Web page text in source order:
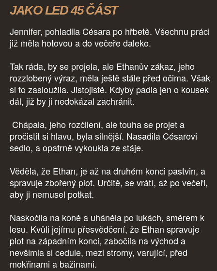
JAKO LED 45 ČÁST
Jennifer, pohladila Césara po hřbetě. Všechnu práci
již měla hotovou a do večeře daleko.
Tak ráda, by se projela, ale Ethanův zákaz, jeho
rozzlobený výraz, měla ještě stále před očima. Však
si to zasloužila. Jistojistě. Kdyby padla jen o kousek
dál, již by ji nedokázal zachránit.
Chápala, jeho rozčilení, ale touha se projet a
pročistit si hlavu, byla silnější. Nasadila Césarovi
sedlo, a opatrně vykoukla ze stáje.
Věděla, že Ethan, je až na druhém konci pastvin, a
spravuje zbořený plot. Určitě, se vrátí, až po večeři,
aby ji nemusel potkat.
Naskočila na koně a uháněla po lukách, směrem k
lesu. Kvůli jejímu přesvědčení, že Ethan spravuje
plot na západním konci, zabočila na východ a
nevšimla si cedule, mezi stromy, varující, před
mokřinami a bažinami.